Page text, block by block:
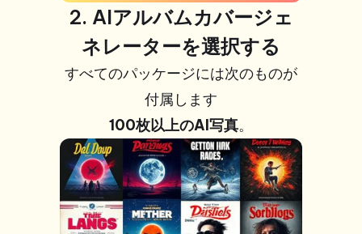
2. AIアルバムカバージェ
ネレーターを選択する
すべてのパッケージには次のものが
付属します
100枚以上のAI写真。
+99枚の写
真